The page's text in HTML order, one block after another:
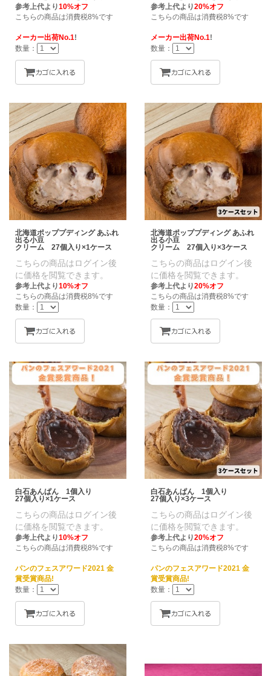
参考上代より10%オフ
こちらの商品は消費税8%です
メーカー出荷No.1!
数量：
参考上代より20%オフ
こちらの商品は消費税8%です
メーカー出荷No.1!
数量：
北海道ポッププディング あふれ
出る小豆
クリーム 27個入り×1ケース
こちらの商品はログイン後
に価格を閲覧できます。
参考上代より10%オフ
こちらの商品は消費税8%です
数量：
北海道ポッププディング あふれ
出る小豆
クリーム 27個入り×3ケース
こちらの商品はログイン後
に価格を閲覧できます。
参考上代より20%オフ
こちらの商品は消費税8%です
数量：
白石あんぱん 1個入り
27個入り×1ケース
こちらの商品はログイン後
に価格を閲覧できます。
参考上代より10%オフ
こちらの商品は消費税8%です
パンのフェスアワード2021 金
賞受賞商品!
数量：
白石あんぱん 1個入り
27個入り×3ケース
こちらの商品はログイン後
に価格を閲覧できます。
参考上代より20%オフ
こちらの商品は消費税8%です
パンのフェスアワード2021 金
賞受賞商品!
数量：